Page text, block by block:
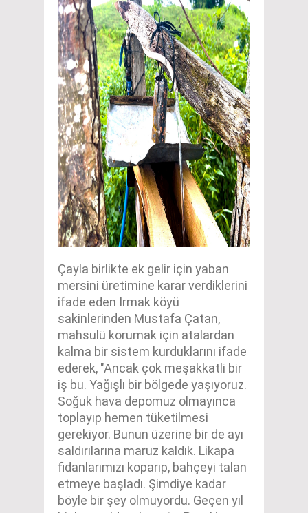
Çayla birlikte ek gelir için yaban
mersini üretimine karar verdiklerini
ifade eden Irmak köyü
sakinlerinden Mustafa Çatan,
mahsulü korumak için atalardan
kalma bir sistem kurduklarını ifade
ederek, "Ancak çok meşakkatli bir
iş bu. Yağışlı bir bölgede yaşıyoruz.
Soğuk hava depomuz olmayınca
toplayıp hemen tüketilmesi
gerekiyor. Bunun üzerine bir de ayı
saldırılarına maruz kaldık. Likapa
fidanlarımızı koparıp, bahçeyi talan
etmeye başladı. Şimdiye kadar
böyle bir şey olmuyordu. Geçen yıl